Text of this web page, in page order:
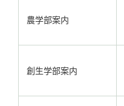
農学部案内
創生学部案内